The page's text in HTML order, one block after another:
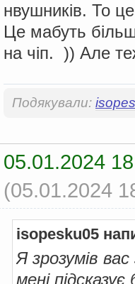
нвушників. То
Це мабуть
на чіп. )) Але
Подякували:
05.01.2024
(05.01.2024
isopesku05
Я зрозумів
мені